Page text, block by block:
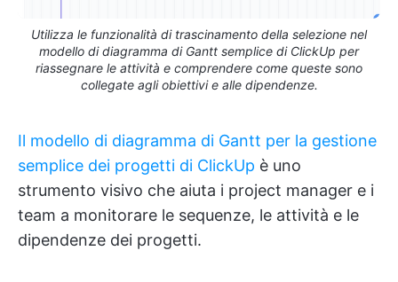
Utilizza le funzionalità di trascinamento della selezione nel
modello di diagramma di Gantt semplice di ClickUp per
riassegnare le attività e comprendere come queste sono
collegate agli obiettivi e alle dipendenze.
Il modello di diagramma di Gantt per la gestione
semplice dei progetti di ClickUp è uno
strumento visivo che aiuta i project manager e i
team a monitorare le sequenze, le attività e le
dipendenze dei progetti.